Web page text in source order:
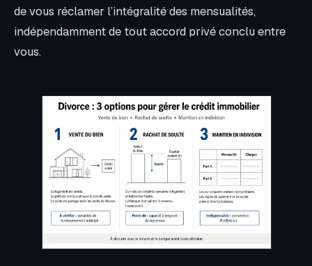
de vous réclamer l’intégralité des mensualités,
indépendamment de tout accord privé conclu entre
vous.